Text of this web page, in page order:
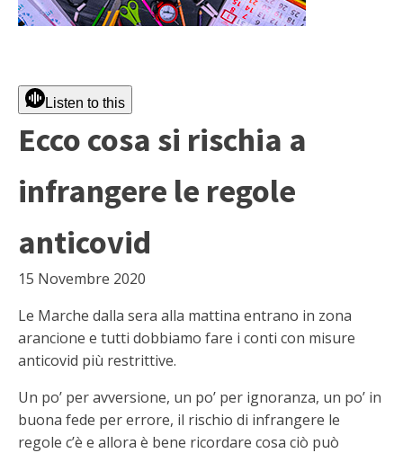
Listen to this
Ecco cosa si rischia a
infrangere le regole
anticovid
15 Novembre 2020
Le Marche dalla sera alla mattina entrano in zona
arancione e tutti dobbiamo fare i conti con misure
anticovid più restrittive.
Un po’ per avversione, un po’ per ignoranza, un po’ in
buona fede per errore, il rischio di infrangere le
regole c’è e allora è bene ricordare cosa ciò può